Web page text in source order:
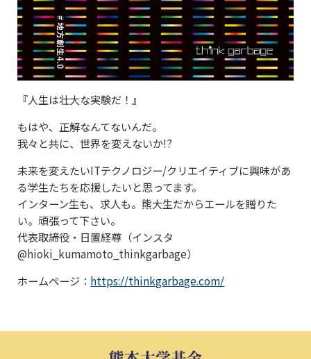
『人生は壮大な実験だ！』
もはや、正解なんてないんだ。
我々と共に、世界を変えないか!?
未来を変えたいITテクノロジー/クリエイティブに興味があ
る学生たちを応援したいと思ってます。
インターン生も、求人も。熊大生だからエールを贈りた
い。頑張って下さい。
代表取締役・日置経尊（インスタ
@hioki_kumamoto_thinkgarbage）
ホームページ： https://thinkgarbage.com/
使途を特定しない寄附
使途を特定する寄附
冠基金
遺贈による寄附
古本による寄附
寄附の方法
WEB申込によるご寄附
クレジットカードによるご寄
附
専用払込用紙によるご寄附
お問い合わせ
プライバシーポリシー
サイトマップ